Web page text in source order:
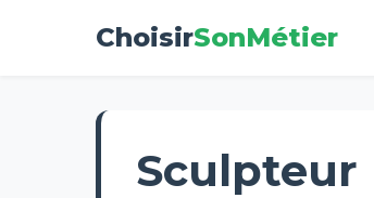
ChoisirSonMétier
Sculpteur